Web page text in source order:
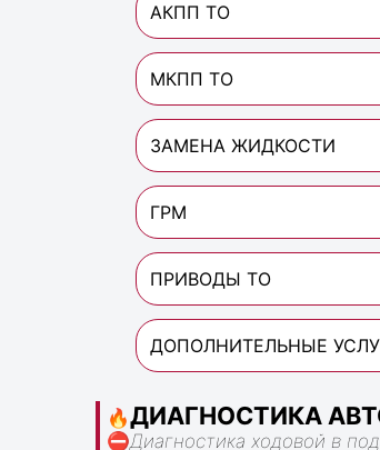
АКПП ТО
МКПП ТО
ЗАМЕНА ЖИДКОСТИ
ГРМ
ПРИВОДЫ ТО
ДОПОЛНИТЕЛЬНЫЕ
🔥ДИАГНОСТИКА
⛔Диагностика ходовой в